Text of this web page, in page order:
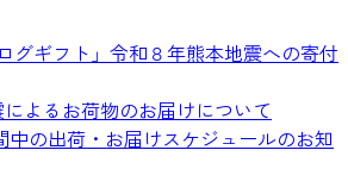
グギフト」令和８年熊本地震への寄付
よるお荷物のお届けについて
中の出荷・お届けスケジュールのお知